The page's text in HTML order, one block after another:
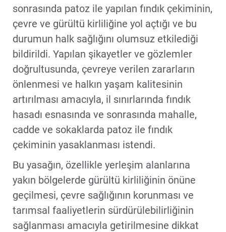
sonrasında patoz ile yapılan fındık çekiminin,
çevre ve gürültü kirliliğine yol açtığı ve bu
durumun halk sağlığını olumsuz etkilediği
bildirildi. Yapılan şikayetler ve gözlemler
doğrultusunda, çevreye verilen zararların
önlenmesi ve halkın yaşam kalitesinin
artırılması amacıyla, il sınırlarında fındık
hasadı esnasında ve sonrasında mahalle,
cadde ve sokaklarda patoz ile fındık
çekiminin yasaklanması istendi.
Bu yasağın, özellikle yerleşim alanlarına
yakın bölgelerde gürültü kirliliğinin önüne
geçilmesi, çevre sağlığının korunması ve
tarımsal faaliyetlerin sürdürülebilirliğinin
sağlanması amacıyla getirilmesine dikkat